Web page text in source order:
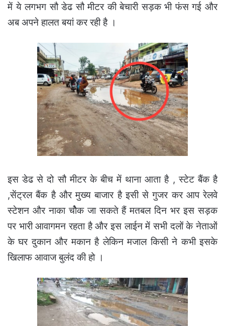
में ये लगभग सौ डेढ सौ मीटर की बेचारी सड़क भी फंस गई और
अब अपने हालत बयां कर रही है ।
इस डेढ से दो सौ मीटर के बीच में थाना आता है , स्टेट बैंक है
,सेंट्रल बैंक है और मुख्य बाजार है इसी से गुजर कर आप रेलवे
स्टेशन और नाका चोैक जा सकते हैं मतबल दिन भर इस सड़क
पर भारी आवागमन रहता है और इस लाईन में सभी दलों के नेताओं
के घर दुकान और मकान है लेकिन मजाल किसी ने कभी इसके
खिलाफ आवाज बुलंद की हो ।